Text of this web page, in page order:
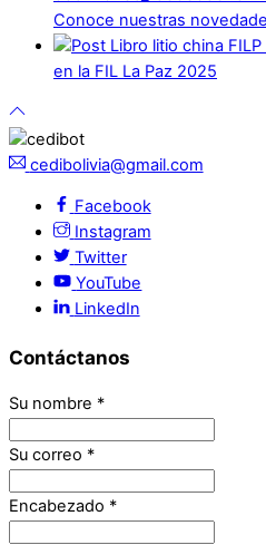
Conoce nuestras
en la FIL La Paz 2025
cedibolivia@gmail.com
Facebook
Instagram
Twitter
YouTube
LinkedIn
Contáctanos
Su nombre *
Su correo *
Encabezado *